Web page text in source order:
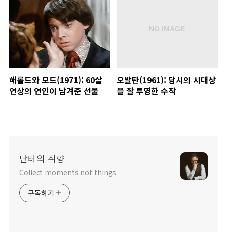
해롤드와 모드(1971): 60살
연상의 연인이 남겨준 선물
오발탄(1961): 당시의 시대상
을 잘 투영한 수작
단테의 취향
Collect moments not things
구독하기